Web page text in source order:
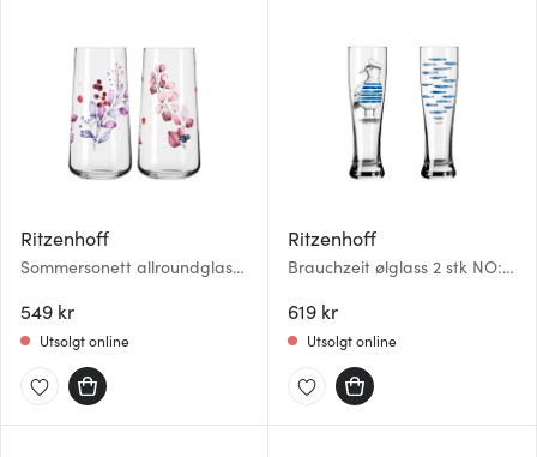
Ritzenhoff
Sommersonett allroundglass
549 kr
Utsolgt online
Ritzenhoff
Brauchzeit ølglass 2 stk NO:
619 kr
Utsolgt online